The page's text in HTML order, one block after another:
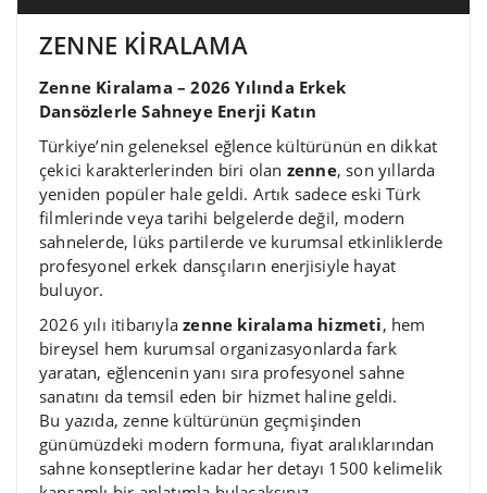
ZENNE KİRALAMA
Zenne Kiralama – 2026 Yılında Erkek
Dansözlerle Sahneye Enerji Katın
Türkiye’nin geleneksel eğlence kültürünün en dikkat
çekici karakterlerinden biri olan zenne, son yıllarda
yeniden popüler hale geldi. Artık sadece eski Türk
filmlerinde veya tarihi belgelerde değil, modern
sahnelerde, lüks partilerde ve kurumsal etkinliklerde
profesyonel erkek dansçıların enerjisiyle hayat
buluyor.
2026 yılı itibarıylazenne kiralama hizmeti, hem
bireysel hem kurumsal organizasyonlarda fark
yaratan, eğlencenin yanı sıra profesyonel sahne
sanatını da temsil eden bir hizmet haline geldi.
Bu yazıda, zenne kültürünün geçmişinden
günümüzdeki modern formuna, fiyat aralıklarından
sahne konseptlerine kadar her detayı 1500 kelimelik